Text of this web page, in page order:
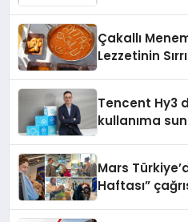
Çakallı
Lezzetinin
Tencent Hy3
kullanıma
Mars
Haftası”